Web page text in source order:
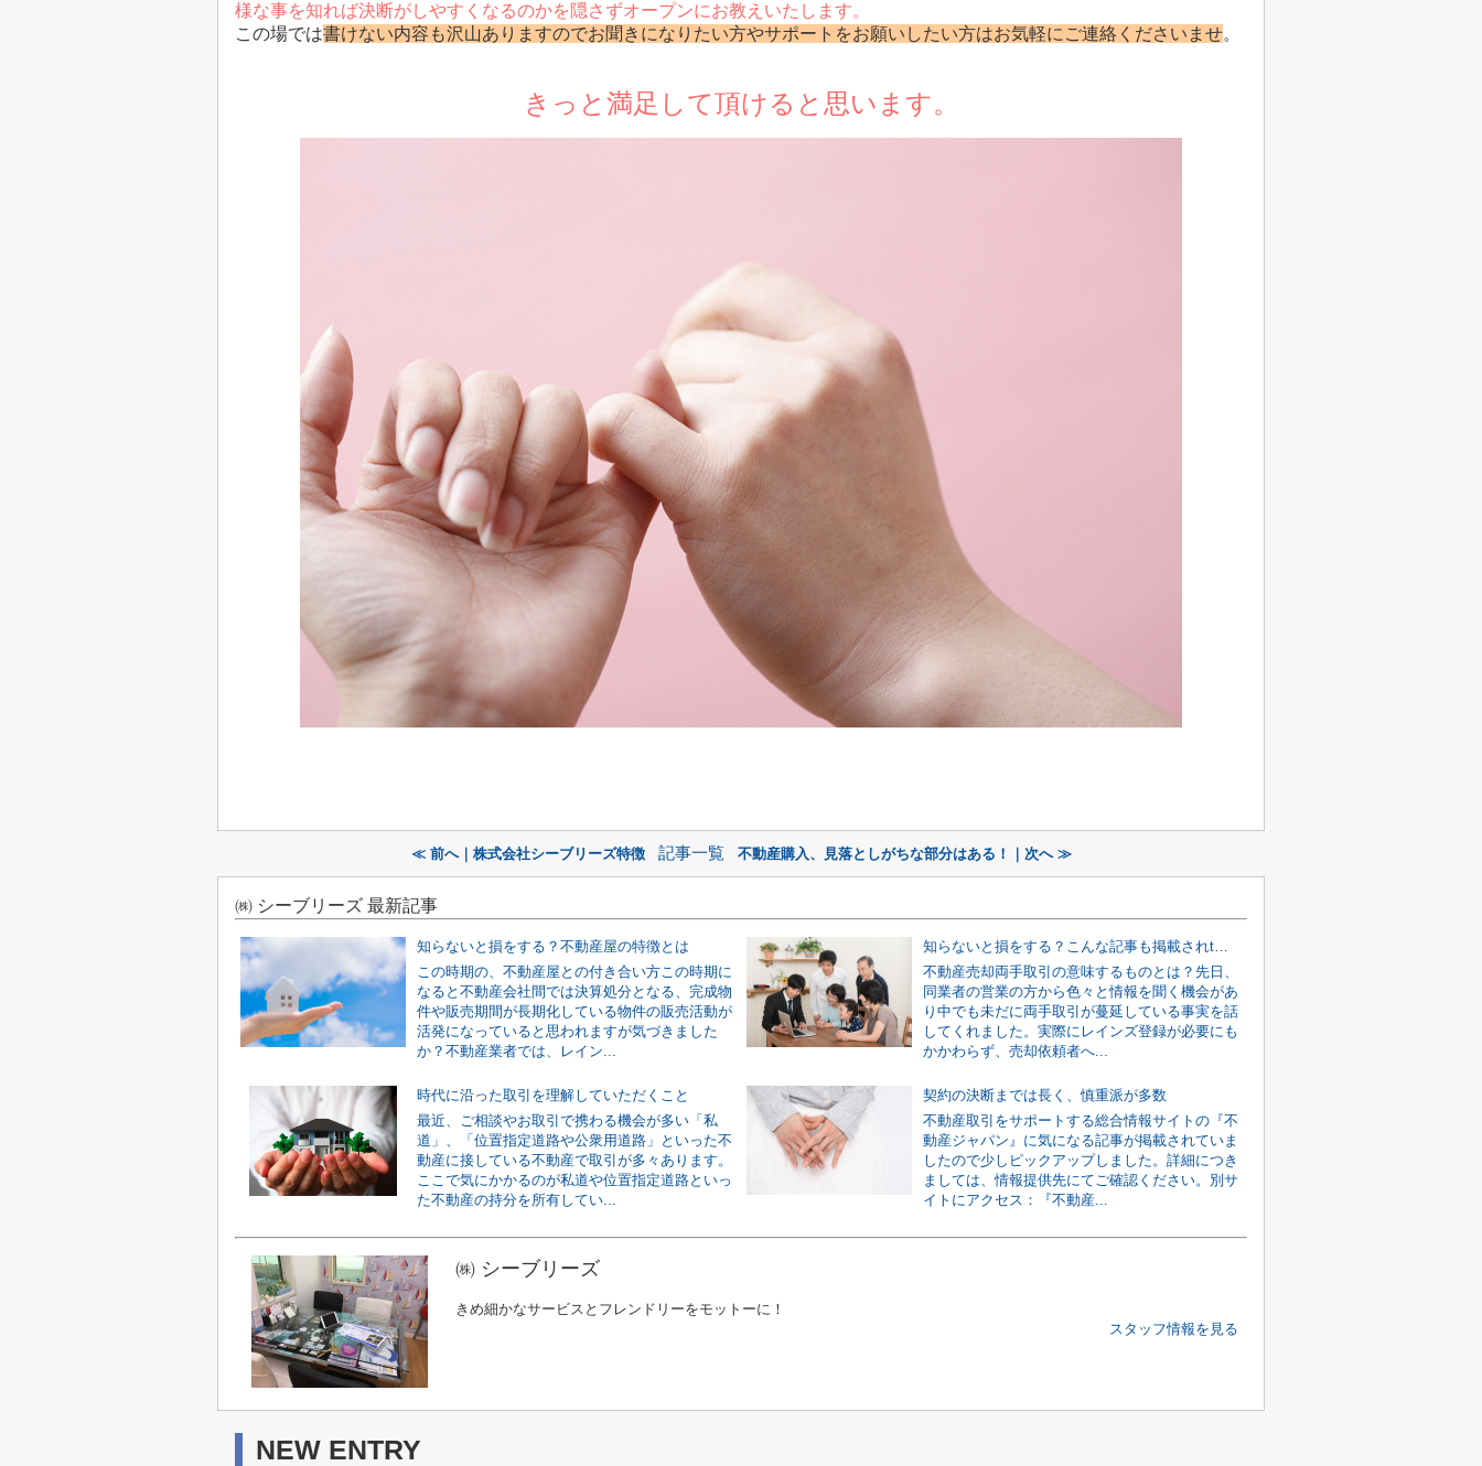
様な事を知れば決断がしやすくなるのかを隠さずオープンにお教えいたします。
この場では書けない内容も沢山ありますのでお聞きになりたい方やサポートをお願いしたい方はお気軽にご連絡くださいませ。
きっと満足して頂けると思います。
≪ 前へ｜株式会社シーブリーズ特徴 記事一覧 不動産購入、見落としがちな部分はある！｜次へ ≫
㈱ シーブリーズ 最新記事
知らないと損をする？不動産屋の特徴とは
この時期の、不動産屋との付き合い方この時期に
なると不動産会社間では決算処分となる、完成物
件や販売期間が長期化している物件の販売活動が
活発になっていると思われますが気づきました
か？不動産業者では、レイン...
知らないと損をする？こんな記事も掲載されtます。
不動産売却両手取引の意味するものとは？先日、
同業者の営業の方から色々と情報を聞く機会があ
り中でも未だに両手取引が蔓延している事実を話
してくれました。実際にレインズ登録が必要にも
かかわらず、売却依頼者へ...
時代に沿った取引を理解していただくこと
最近、ご相談やお取引で携わる機会が多い「私
道」、「位置指定道路や公衆用道路」といった不
動産に接している不動産で取引が多々あります。
ここで気にかかるのが私道や位置指定道路といっ
た不動産の持分を所有してい...
契約の決断までは長く、慎重派が多数
不動産取引をサポートする総合情報サイトの『不
動産ジャパン』に気になる記事が掲載されていま
したので少しピックアップしました。詳細につき
ましては、情報提供先にてご確認ください。別サ
イトにアクセス：『不動産...
㈱ シーブリーズ
きめ細かなサービスとフレンドリーをモットーに！
スタッフ情報を見る
NEW ENTRY